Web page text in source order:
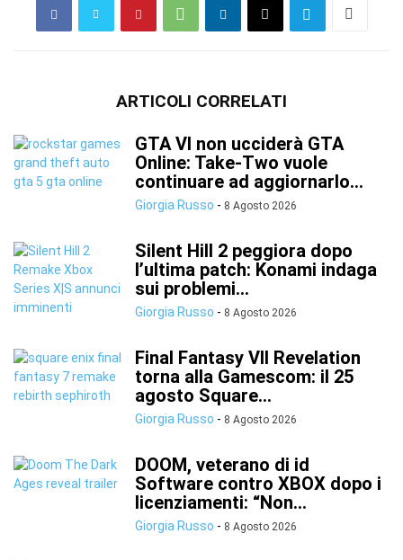
ARTICOLI CORRELATI
GTA VI non ucciderà GTA
Online: Take-Two vuole
continuare ad aggiornarlo...
Giorgia Russo - 8 Agosto 2026
Silent Hill 2 peggiora dopo
l’ultima patch: Konami indaga
sui problemi...
Giorgia Russo - 8 Agosto 2026
Final Fantasy VII Revelation
torna alla Gamescom: il 25
agosto Square...
Giorgia Russo - 8 Agosto 2026
DOOM, veterano di id
Software contro XBOX dopo i
licenziamenti: “Non...
Giorgia Russo - 8 Agosto 2026